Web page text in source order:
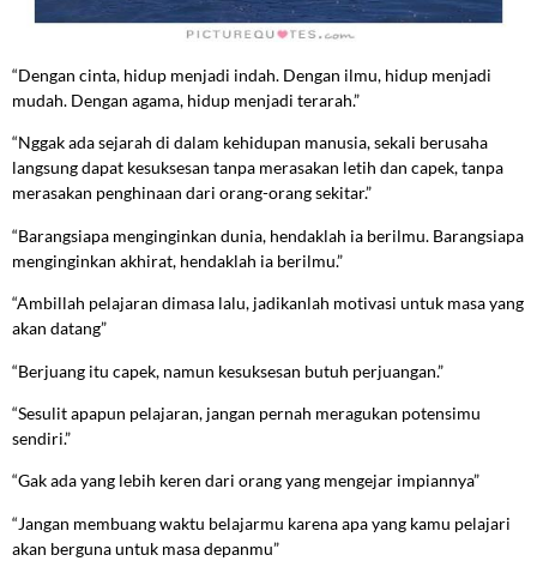
“Dengan cinta, hidup menjadi indah. Dengan ilmu, hidup menjadi
mudah. Dengan agama, hidup menjadi terarah.”
“Nggak ada sejarah di dalam kehidupan manusia, sekali berusaha
langsung dapat kesuksesan tanpa merasakan letih dan capek, tanpa
merasakan penghinaan dari orang-orang sekitar.”
“Barangsiapa menginginkan dunia, hendaklah ia berilmu. Barangsiapa
menginginkan akhirat, hendaklah ia berilmu.”
“Ambillah pelajaran dimasa lalu, jadikanlah motivasi untuk masa yang
akan datang”
“Berjuang itu capek, namun kesuksesan butuh perjuangan.”
“Sesulit apapun pelajaran, jangan pernah meragukan potensimu
sendiri.”
“Gak ada yang lebih keren dari orang yang mengejar impiannya”
“Jangan membuang waktu belajarmu karena apa yang kamu pelajari
akan berguna untuk masa depanmu”